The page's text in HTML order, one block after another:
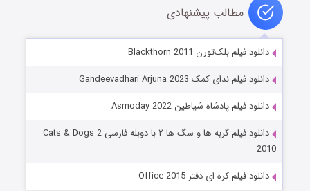
مطالب پیشنهادی
دانلود فیلم بلک‌تورن Blackthorn 2011
دانلود فیلم ندای کمک Gandeevadhari Arjuna 2023
دانلود فیلم پادشاه شیاطین Asmoday 2022
دانلود فیلم گربه ها و سگ ها ۲ با دوبله فارسی Cats & Dogs 2
2010
دانلود فیلم کره ای دفتر Office 2015